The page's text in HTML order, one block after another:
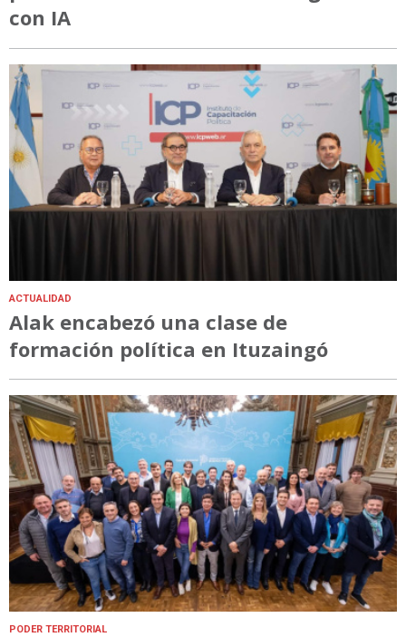
con IA
ACTUALIDAD
Alak encabezó una clase de
formación política en Ituzaingó
PODER TERRITORIAL